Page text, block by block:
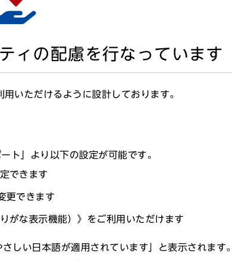
ィの配慮を行なっています
いただけるように設計しております。
ト」より以下の設定が可能です。
できます
更できます
がな表示機能）》をご利用いただけます
しい日本語が適用されています」と表示されます。